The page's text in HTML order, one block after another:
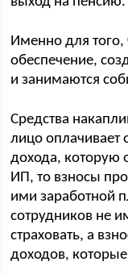
Именно для
обеспечение,
и занимаются
Средства
лицо оплачивает
дохода, которую
ИП, то взносы
ими заработной
сотрудников не
страховать, а
доходов, которые